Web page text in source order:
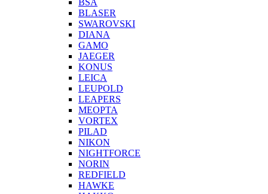
BSA
BLASER
SWAROVSKI
DIANA
GAMO
JAEGER
KONUS
LEICA
LEUPOLD
LEAPERS
MEOPTA
VORTEX
PILAD
NIKON
NIGHTFORCE
NORIN
REDFIELD
HAWKE